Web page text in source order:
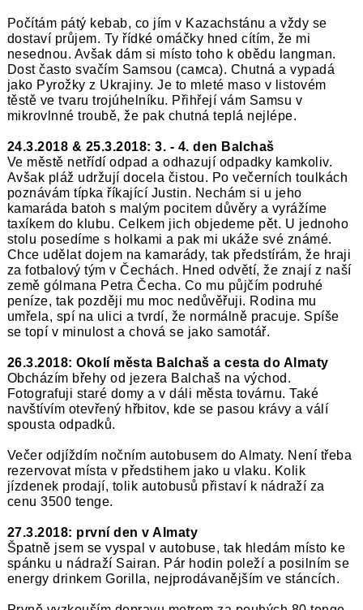
Počítám pátý kebab, co jím v Kazachstánu a vždy se
dostaví průjem. Ty řídké omáčky hned cítím, že mi
nesednou. Avšak dám si místo toho k obědu langman.
Dost často svačím Samsou (самса). Chutná a vypadá
jako Pyrožky z Ukrajiny. Je to mleté maso v listovém
těstě ve tvaru trojúhelníku. Přihřejí vám Samsu v
mikrovlnné troubě, že pak chutná teplá nejlépe.
24.3.2018 & 25.3.2018: 3. - 4. den Balchaš
Ve městě netřídí odpad a odhazují odpadky kamkoliv.
Avšak pláž udržují docela čistou. Po večerních toulkách
poznávám típka říkající Justin. Nechám si u jeho
kamaráda batoh s malým pocitem důvěry a vyrážíme
taxíkem do klubu. Celkem jich objedeme pět. U jednoho
stolu posedíme s holkami a pak mi ukáže své známé.
Chce udělat dojem na kamarády, tak předstírám, že hraji
za fotbalový tým v Čechách. Hned odvětí, že znají z naší
země gólmana Petra Čecha. Co mu půjčím podruhé
peníze, tak později mu moc nedůvěřuji. Rodina mu
umřela, spí na ulici a tvrdí, že normálně pracuje. Spíše
se topí v minulost a chová se jako samotář.
26.3.2018: Okolí města Balchaš a cesta do Almaty
Obcházím břehy od jezera Balchaš na východ.
Fotografuji staré domy a v dáli města továrnu. Také
navštívím otevřený hřbitov, kde se pasou krávy a válí
spousta odpadků.
Večer odjíždím nočním autobusem do Almaty. Není třeba
rezervovat místa v předstihem jako u vlaku. Kolik
jízdenek prodají, tolik autobusů přistaví k nádraží za
cenu 3500 tenge.
27.3.2018: první den v Almaty
Špatně jsem se vyspal v autobuse, tak hledám místo ke
spánku u nádraží Sairan. Pár hodin poleží a posilním se
energy drinkem Gorilla, nejprodávanějším ve stáncích.